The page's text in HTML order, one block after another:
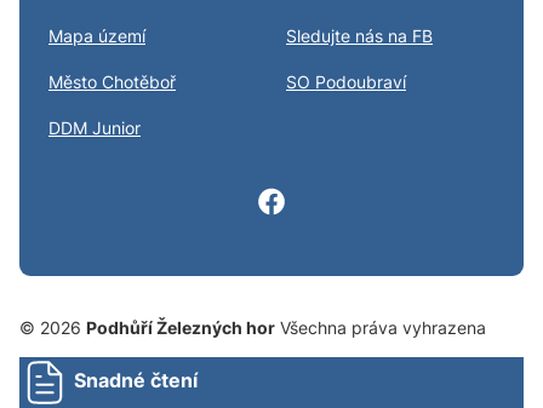
Mapa území Sledujte nás na FB
Město Chotěboř SO Podoubraví
DDM Junior
© 2026 Podhůří Železných hor Všechna práva vyhrazena
Snadné čtení